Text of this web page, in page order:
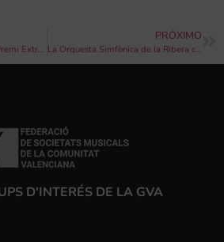
José Ignacio Goirigolzarri, Premi Extraordinari 2016
PRÓXIMO
La Orquesta Simfònica de la Ribera convoca les Proves d’Admissió 2016-2017
D'INTERÉS DE LA GVA